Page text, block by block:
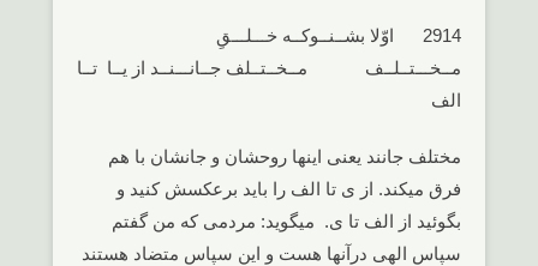
2914 اوّلا بشــنــوکــه خـــلـــقِ
مــخـــتــلــف مــخــتــلف جــانـــنــد از یــا تــا
الف
مختلف جانند یعنی اینها روحشان و جانشان با هم
فرق میکند. از ی تا الف را باید برعکسش کنید و
بگوئید از الف تا ی. میگوید: مردمی که من گفتم
سپاس الهی درآنها هست و این سپاس متضاد هستند